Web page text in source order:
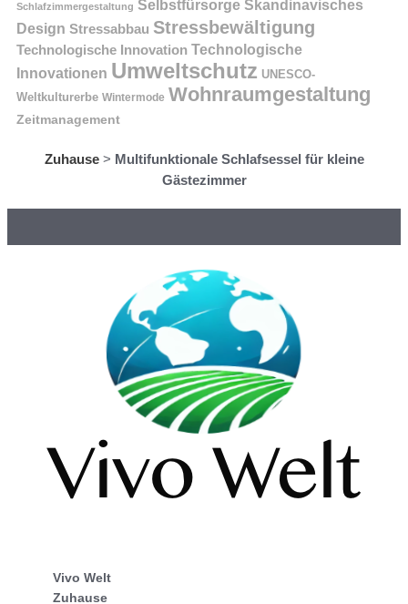
Schlafzimmergestaltung Selbstfürsorge Skandinavisches
Design Stressabbau Stressbewältigung
Technologische Innovation Technologische
Innovationen Umweltschutz UNESCO-
Weltkulturerbe Wintermode Wohnraumgestaltung
Zeitmanagement
Zuhause> Multifunktionale Schlafsessel für kleine
Gästezimmer
Vivo Welt
Zuhause